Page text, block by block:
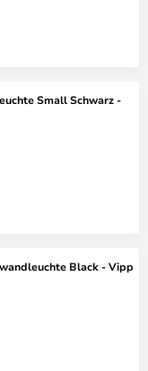
Small Schwarz -
Black - Vipp